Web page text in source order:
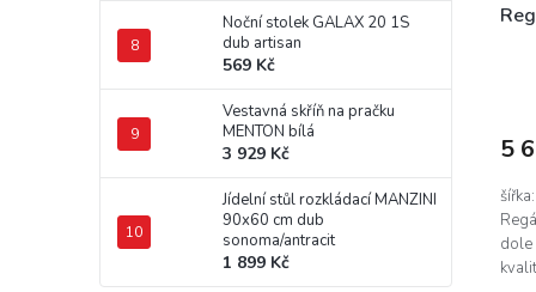
Noční stolek GALAX 20 1S
dub artisan
569 Kč
Vestavná skříň na pračku
MENTON bílá
3 929 Kč
Jídelní stůl rozkládací MANZINI
90x60 cm dub
sonoma/antracit
1 899 Kč
5
dole